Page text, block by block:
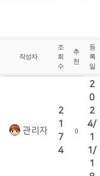
작성자
조
회
수
추
천
등
록
일
관리자
2
1
7
4
0
2
0
2
4/
1
1/
1